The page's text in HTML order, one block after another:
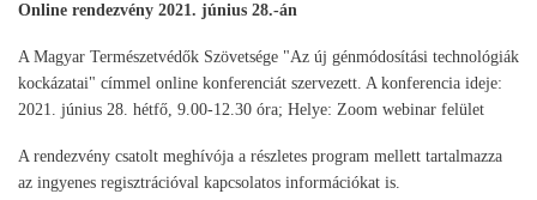
Online rendezvény 2021. június 28.-án
A Magyar Természetvédők Szövetsége "Az új génmódosítási technológiák
kockázatai" címmel online konferenciát szervezett. A konferencia ideje:
2021. június 28. hétfő, 9.00-12.30 óra; Helye: Zoom webinar felület
A rendezvény csatolt meghívója a részletes program mellett tartalmazza
az ingyenes regisztrációval kapcsolatos információkat is.